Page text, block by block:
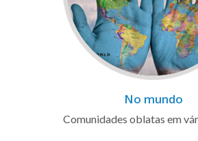
No mundo
Comunidades oblatas em